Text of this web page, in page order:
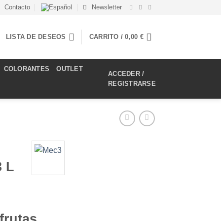
Contacto Newsletter
LISTA DE DESEOS CARRITO /0,00 €
COLORANTES OUTLET
ACCEDER /
REGISTRARSE
L